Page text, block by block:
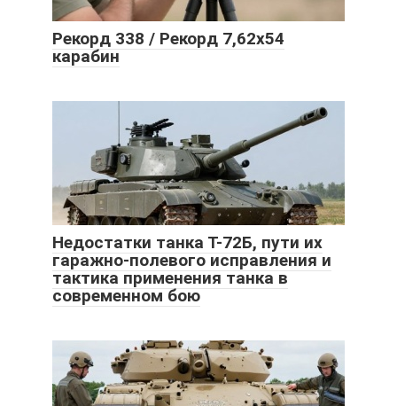
Рекорд 338 / Рекорд 7,62х54
карабин
Недостатки танка Т-72Б, пути их
гаражно-полевого исправления и
тактика применения танка в
современном бою